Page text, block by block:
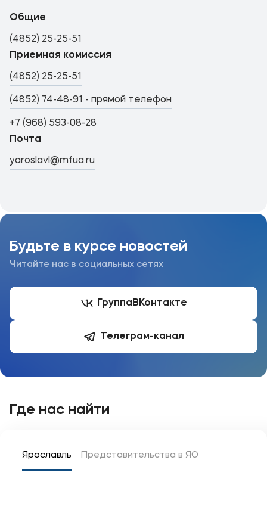
Общие
(4852) 25-25-51
Приемная комиссия
(4852) 25-25-51
(4852) 74-48-91 - прямой телефон
+7 (968) 593-08-28
Почта
yaroslavl@mfua.ru
Будьте в курсе новостей
Читайте нас в социальных сетях
Группа ВКонтакте
Телеграм-канал
Где нас найти
Ярославль Представительства в ЯО